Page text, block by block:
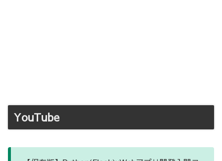
YouTube